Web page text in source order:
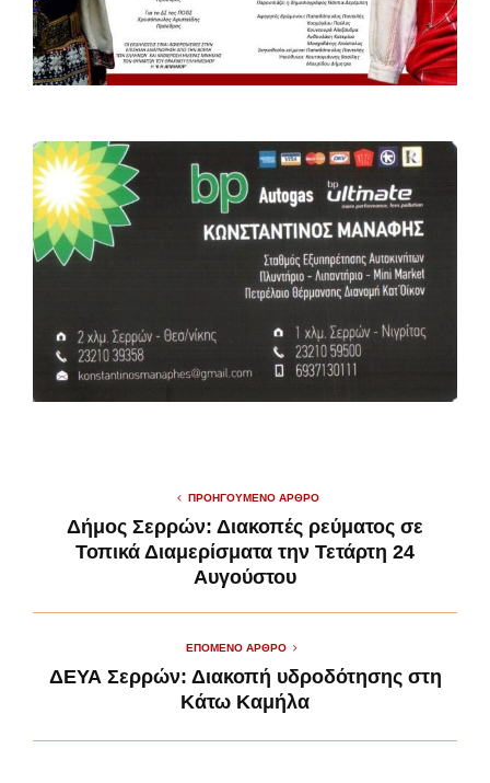
ΠΡΟΗΓΟΎΜΕΝΟ ΆΡΘΡΟ
Δήμος Σερρών: Διακοπές ρεύματος σε
Τοπικά Διαμερίσματα την Τετάρτη 24
Αυγούστου
ΕΠΌΜΕΝΟ ΆΡΘΡΟ
ΔΕΥΑ Σερρών: Διακοπή υδροδότησης στη
Κάτω Καμήλα